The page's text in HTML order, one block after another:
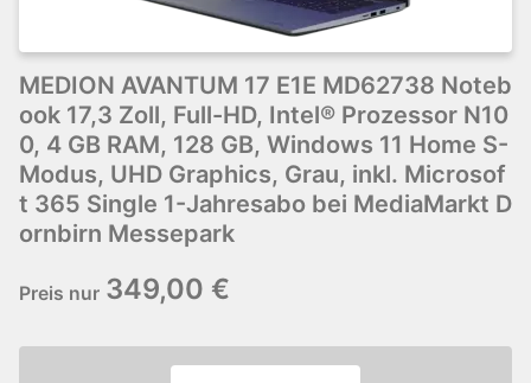
MEDION AVANTUM 17 E1E MD62738 Noteb
ook 17,3 Zoll, Full-HD, Intel® Prozessor N10
0, 4 GB RAM, 128 GB, Windows 11 Home S-
Modus, UHD Graphics, Grau, inkl. Microsof
t 365 Single 1-Jahresabo bei MediaMarkt D
ornbirn Messepark
Preis nur 349,00 €